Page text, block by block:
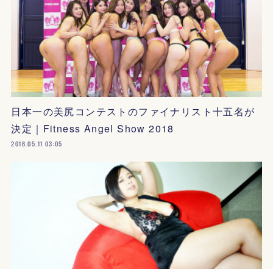
日本一の美尻コンテストのファイナリスト十五名が
決定｜Fitness Angel Show 2018
2018.05.11 03:05